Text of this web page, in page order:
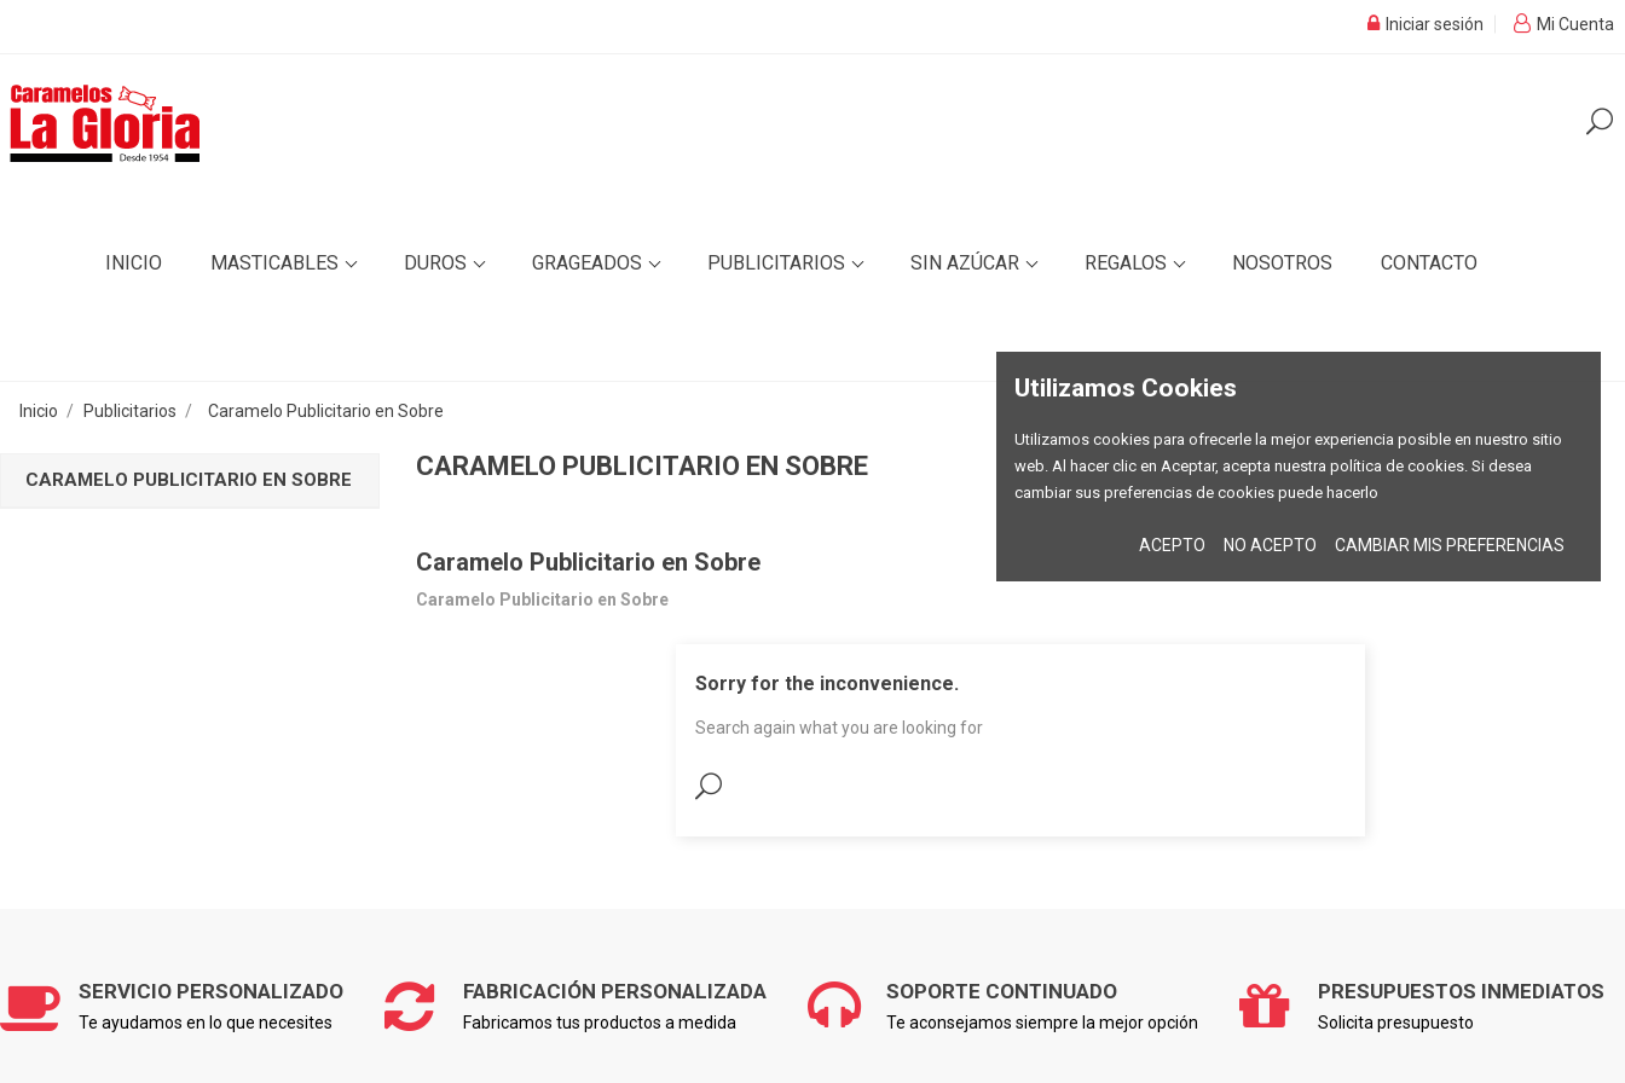
Utilizamos Cookies
Utilizamos cookies para ofrecerle la mejor experiencia posible en nuestro sitio
web. Al hacer clic en Aceptar, acepta nuestra política de cookies. Si desea
cambiar sus preferencias de cookies puede hacerlo
ACEPTO NO ACEPTO CAMBIAR MIS PREFERENCIAS
Mi Cuenta
Iniciar sesión
INICIO MASTICABLES DUROS GRAGEADOS PUBLICITARIOS SIN AZÚCAR REGALOS NOSOTROS CONTACTO
Inicio Publicitarios Caramelo Publicitario en Sobre
CARAMELO PUBLICITARIO EN SOBRE CARAMELO PUBLICITARIO EN SOBRE
Caramelo Publicitario en Sobre
Caramelo Publicitario en Sobre
Sorry for the inconvenience.
Search again what you are looking for
SERVICIO PERSONALIZADO
Te ayudamos en lo que necesites
FABRICACIÓN PERSONALIZADA
Fabricamos tus productos a medida
SOPORTE CONTINUADO
Te aconsejamos siempre la mejor opción
PRESUPUESTOS INMEDIATOS
Solicita presupuesto